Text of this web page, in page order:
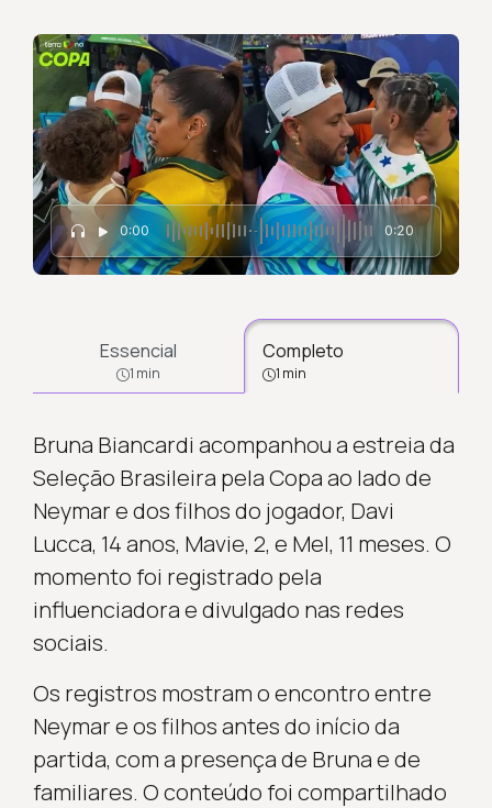
0:00 0:20
Essencial
1 min
Completo
1 min
Bruna Biancardi acompanhou a estreia da
Seleção Brasileira pela Copa ao lado de
Neymar e dos filhos do jogador, Davi
Lucca, 14 anos, Mavie, 2, e Mel, 11 meses. O
momento foi registrado pela
influenciadora e divulgado nas redes
sociais.
Os registros mostram o encontro entre
Neymar e os filhos antes do início da
partida, com a presença de Bruna e de
familiares. O conteúdo foi compartilhado